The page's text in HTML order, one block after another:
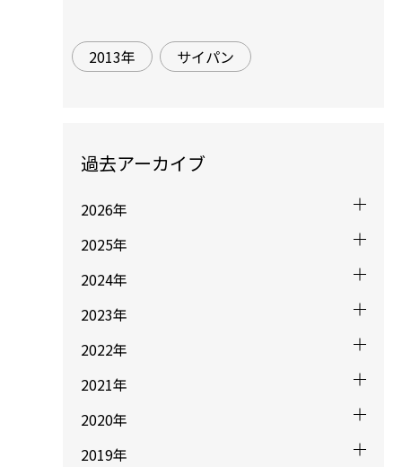
2013年 サイパン
過去アーカイブ
2026年
2025年
2024年
2023年
2022年
2021年
2020年
2019年